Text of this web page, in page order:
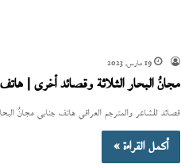
19 مارس، 2023
مجانُ البحار الثلاثة وقصائد أخرى |
قصائد للشاعر والمترجم العراقي هاتف جنابي مجانُ
أكمل القراءة »